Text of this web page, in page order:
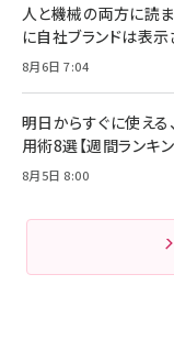
人と機械の両方に読ま
に自社ブランドは表
8月6日 7:04
明日からすぐに使え
用術8選【週間ランキン
8月5日 8:00